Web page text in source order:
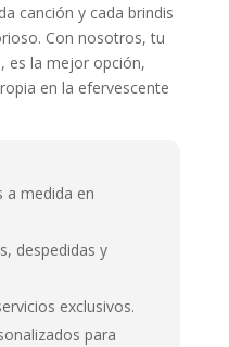
canción y cada brindis
Con nosotros, tu
es la mejor opción,
en la efervescente
a medida en
despedidas y
exclusivos.
para